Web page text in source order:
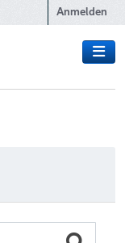
Anmelden